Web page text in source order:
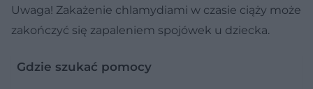
Uwaga! Zakażenie chlamydiami w czasie ciąży może
zakończyć się zapaleniem spojówek u dziecka.
Gdzie szukać pomocy